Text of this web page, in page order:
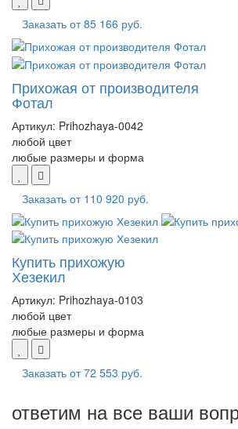
Заказать от85 166 руб.
Прихожая от производителя
Фотал
Артикул: Prihozhaya-0042
любой цвет
любые размеры и форма
Заказать от 110 920 руб.
Купить прихожую
Хезекил
Артикул: Prihozhaya-0103
любой цвет
любые размеры и форма
Заказать от72 553 руб.
ответим на все ваши